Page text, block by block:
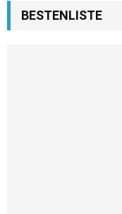
BESTENLISTE